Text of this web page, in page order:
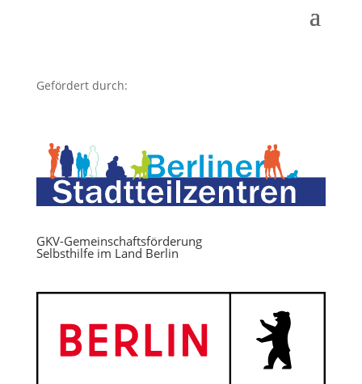
Gefördert durch:
GKV-Gemeinschaftsförderung
Selbsthilfe im Land Berlin